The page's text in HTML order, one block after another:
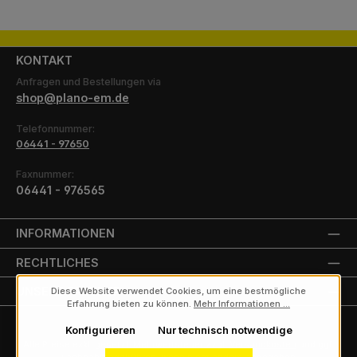
KONTAKT
Anfragen und Bestellungen via
shop@plano-em.de
Telefonnummer:
06441 - 97650
Faxnummer:
06441 - 976565
INFORMATIONEN
RECHTLICHES
UNSERE PARTNER
Diese Website verwendet Cookies, um eine bestmögliche
Erfahrung bieten zu können. Mehr Informationen ...
Nur technisch notwendige
Konfigurieren